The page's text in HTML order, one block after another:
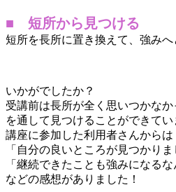
■ 短所から見つける
短所を長所に置き換えて、強みへ
いかがでしたか？
受講前は長所が全く思いつかな
を通して見つけることができてい
講座に参加した利用者さんからは
「自分の良いところが見つかりま
「継続できたことも強みになるな
などの感想がありました！